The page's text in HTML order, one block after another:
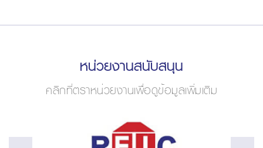
หน่วยงานสนับสนุน
คลิกที่ตราหน่วยงานเพื่อดูข้อมูลเพิ่มเติม